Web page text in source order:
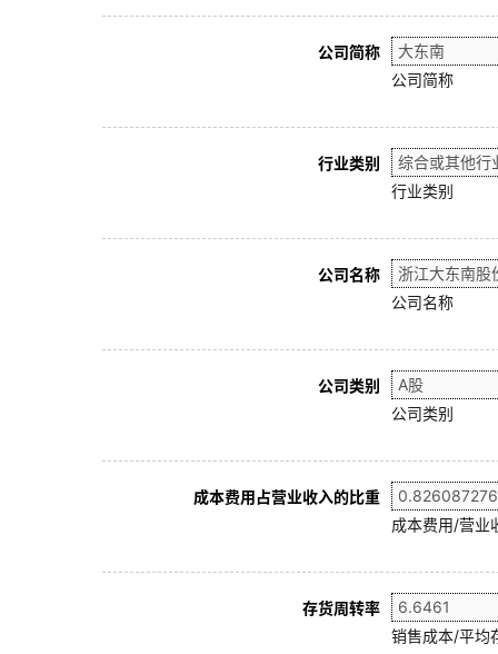
公司简称
公司简称
行业类别
行业类别
公司名称
公司名称
公司类别
公司类别
成本费用占营业收入的比重
成本费用/营业
存货周转率
销售成本/平均